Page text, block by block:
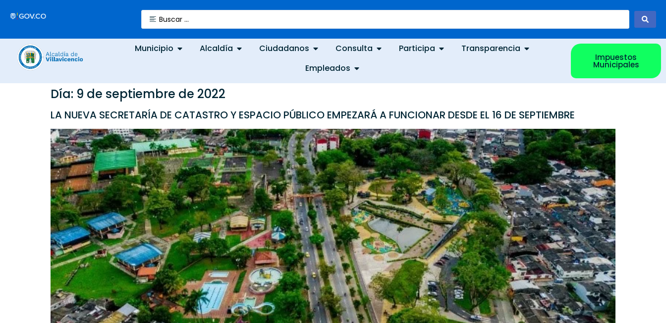
Municipio Alcaldía Ciudadanos Consulta Participa
Transparencia
Empleados
Impuestos
Municipales
Día: 9 de septiembre de 2022
LA NUEVA SECRETARÍA DE CATASTRO Y ESPACIO PÚBLICO EMPEZARÁ A FUNCIONAR DESDE EL 16 DE SEPTIEMBRE